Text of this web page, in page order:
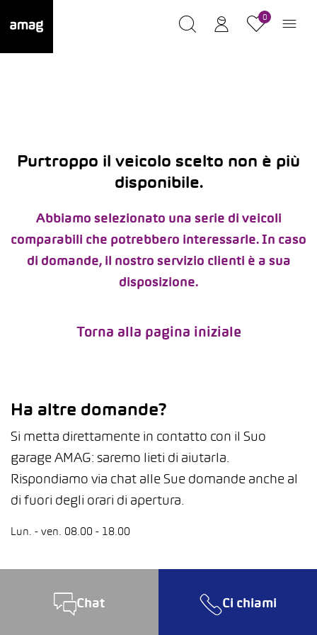
0
Purtroppo il veicolo scelto non è più
disponibile.
Abbiamo selezionato una serie di veicoli
comparabili che potrebbero interessarle. In caso
di domande, il nostro servizio clienti è a sua
disposizione.
Torna alla pagina iniziale
Ha altre domande?
Si metta direttamente in contatto con il Suo
garage AMAG: saremo lieti di aiutarla.
Rispondiamo via chat alle Sue domande anche al
di fuori degli orari di apertura.
Lun. - ven. 08.00 - 18.00
Chat Ci chiami